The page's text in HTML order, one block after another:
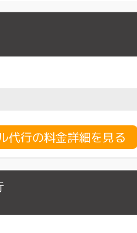
代行の料金詳細を見る